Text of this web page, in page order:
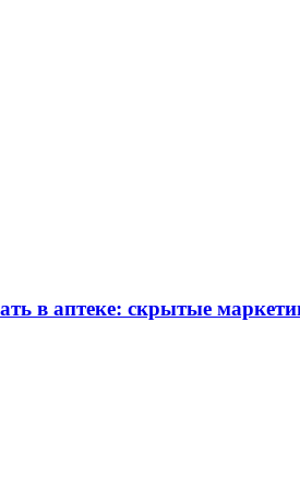
в аптеке: скрытые